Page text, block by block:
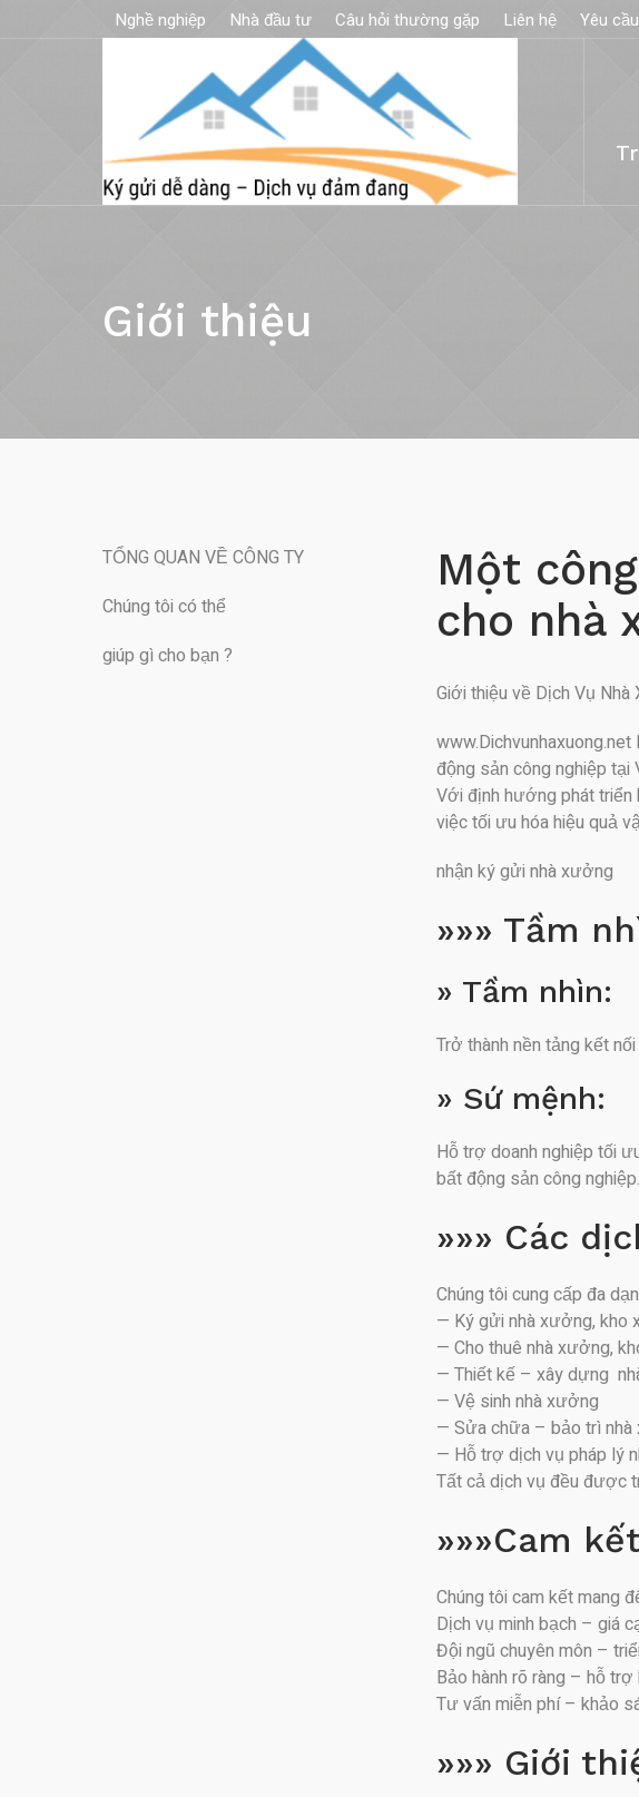
Nghề nghiệp Nhà đầu tư Câu hỏi thường gặp Liên hệ Yêu
Giới thiệu
TỔNG QUAN VỀ CÔNG TY
Chúng tôi có thể
giúp gì cho bạn ?
Một
cho nhà
Giới thiệu về Dịch Vụ
động sản công nghiệp tại
Với định hướng phát triển
việc tối ưu hóa hiệu quả
nhận ký gửi nhà xưởng
»»» Tầm
» Tầm nhìn:
Trở thành nền tảng kết
» Sứ mệnh:
Hỗ trợ doanh nghiệp tối
bất động sản công nghiệp.
»»» Các
Chúng tôi cung cấp đa
— Ký gửi nhà xưởng, kho
— Cho thuê nhà xưởng,
— Thiết kế – xây dựng
— Vệ sinh nhà xưởng
— Sửa chữa – bảo trì
— Hỗ trợ dịch vụ pháp lý
Tất cả dịch vụ đều được
»»»Cam
Chúng tôi cam kết mang
Dịch vụ minh bạch – giá
Đội ngũ chuyên môn –
Bảo hành rõ ràng – hỗ
Tư vấn miễn phí – khảo
»»» Giới